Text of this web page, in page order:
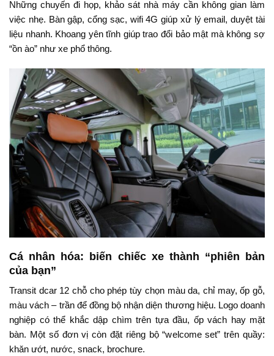
Những chuyến đi họp, khảo sát nhà máy cần không gian làm
việc nhẹ. Bàn gập, cổng sạc, wifi 4G giúp xử lý email, duyệt tài
liệu nhanh. Khoang yên tĩnh giúp trao đổi bảo mật mà không sợ
“ồn ào” như xe phổ thông.
Cá nhân hóa: biến chiếc xe thành “phiên bản
của bạn”
Transit dcar 12 chỗ cho phép tùy chọn màu da, chỉ may, ốp gỗ,
màu vách – trần để đồng bộ nhận diện thương hiệu. Logo doanh
nghiệp có thể khắc dập chìm trên tựa đầu, ốp vách hay mặt
bàn. Một số đơn vị còn đặt riêng bộ “welcome set” trên quầy:
khăn ướt, nước, snack, brochure.